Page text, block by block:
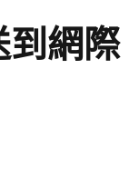
網際